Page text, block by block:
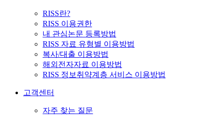
RISS란?
RISS 이용권한
내 관심논문 등록방법
RISS 자료 유형별 이용방법
복사/대출 이용방법
해외전자자료 이용방법
RISS 정보취약계층 서비스 이용방법
고객센터
자주 찾는 질문